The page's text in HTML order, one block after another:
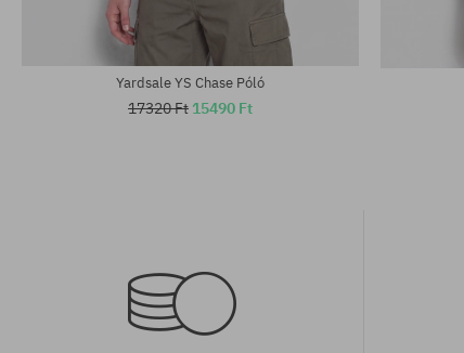
Elérhető méretek:
Yardsale YS Chase Póló
17320 Ft 15490 Ft